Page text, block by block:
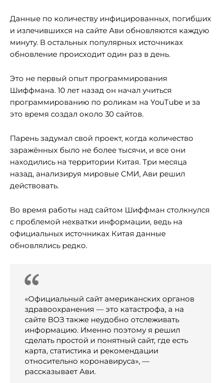
Данные по количеству инфицированных, погибших
и излечившихся на сайте Ави обновляются каждую
минуту. В остальных популярных источниках
обновление происходит один раз в день.
Это не первый опыт программирования
Шиффмана. 10 лет назад он начал учиться
программированию по роликам на YouTube и за
это время создал около 30 сайтов.
Парень задумал свой проект, когда количество
заражённых было не более тысячи, и все они
находились на территории Китая. Три месяца
назад, анализируя мировые СМИ, Ави решил
действовать.
Во время работы над сайтом Шиффман столкнулся
с проблемой нехватки информации, ведь на
официальных источниках Китая данные
обновлялись редко.
«Официальный сайт американских органов
здравоохранения — это катастрофа, а на
сайте ВОЗ также неудобно отслеживать
информацию. Именно поэтому я решил
сделать простой и понятный сайт, где есть
карта, статистика и рекомендации
относительно коронавируса», —
рассказывает Ави.